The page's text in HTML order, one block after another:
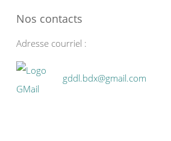
Nos contacts
Adresse courriel :
gddl.bdx@gmail.com